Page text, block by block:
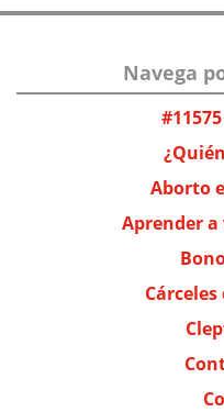
Navega
Aborto
Aprender